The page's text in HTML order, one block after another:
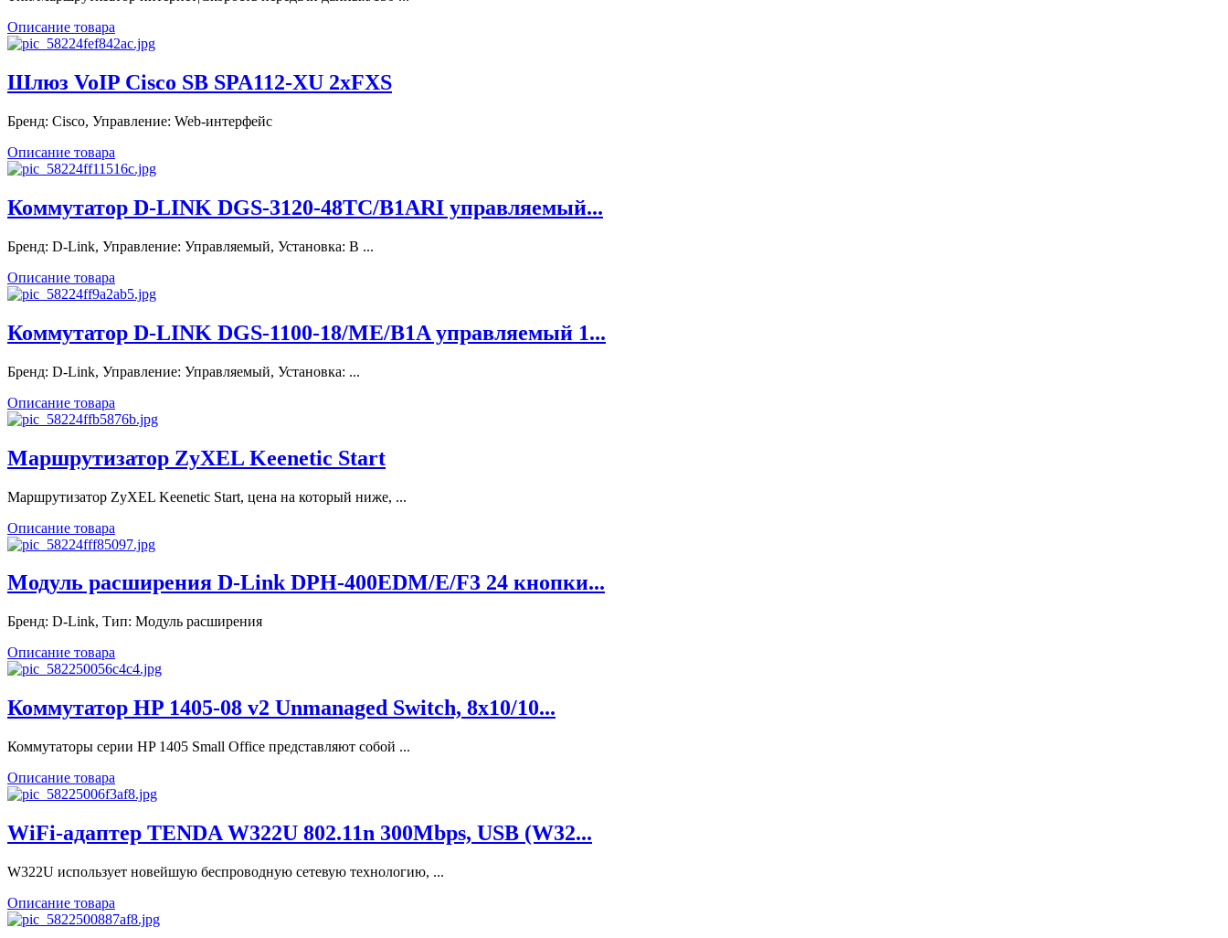
Описание товара
Шлюз VoIP Cisco SB SPA112-XU 2xFXS
Бренд: Cisco, Управление: Web-интерфейс
Описание товара
Коммутатор D-LINK DGS-3120-48TC/B1ARI управляемый...
Бренд: D-Link, Управление: Управляемый, Установка: В ...
Описание товара
Коммутатор D-LINK DGS-1100-18/ME/B1A управляемый 1...
Бренд: D-Link, Управление: Управляемый, Установка: ...
Описание товара
Маршрутизатор ZyXEL Keenetic Start
Маршрутизатор ZyXEL Keenetic Start, цена на который ниже, ...
Описание товара
Модуль расширения D-Link DPH-400EDM/E/F3 24 кнопки...
Бренд: D-Link, Тип: Модуль расширения
Описание товара
Коммутатор HP 1405-08 v2 Unmanaged Switch, 8x10/10...
Коммутаторы серии HP 1405 Small Office представляют собой ...
Описание товара
WiFi-адаптер TENDA W322U 802.11n 300Mbps, USB (W32...
W322U использует новейшую беспроводную сетевую технологию, ...
Описание товара